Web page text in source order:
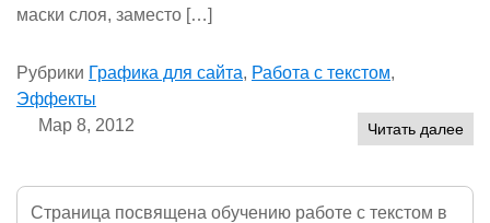
маски слоя, заместо […]
Рубрики Графика для сайта, Работа с текстом,
Эффекты
Мар 8, 2012
Читать далее
Страница посвящена обучению работе с текстом в